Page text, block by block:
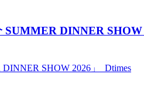
SUMMER DINNER SHOW
SHOW 2026」 Dtimes